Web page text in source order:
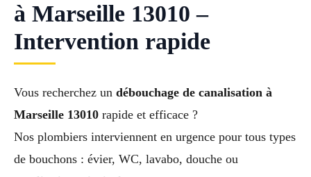
à Marseille 13010 –
Intervention rapide
Vous recherchez un débouchage de canalisation à
Marseille 13010 rapide et efficace ?
Nos plombiers interviennent en urgence pour tous types
de bouchons : évier, WC, lavabo, douche ou